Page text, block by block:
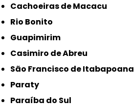
Cachoeiras de Macacu
Rio Bonito
Guapimirim
Casimiro de Abreu
São Francisco de Itabapoana
Paraty
Paraíba do Sul